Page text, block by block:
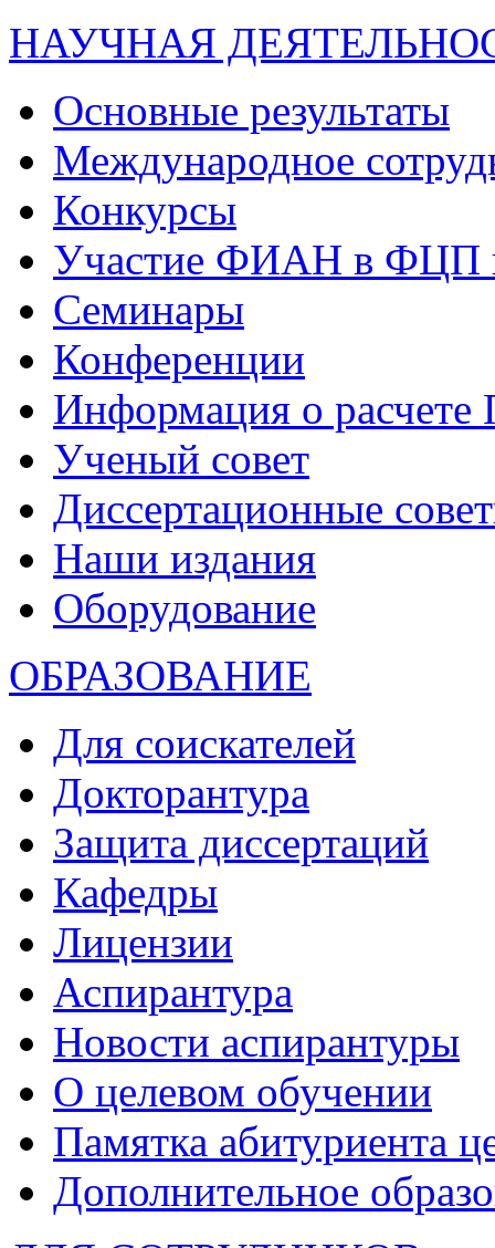
НАУЧНАЯ
Основные результаты
Международное
Конкурсы
Участие ФИАН в ФЦП
Семинары
Конференции
Информация о
Ученый совет
Диссертационные
Наши издания
Оборудование
ОБРАЗОВАНИЕ
Для соискателей
Докторантура
Защита диссертаций
Кафедры
Лицензии
Аспирантура
Новости аспирантуры
О целевом обучении
Памятка абитуриента
Дополнительное